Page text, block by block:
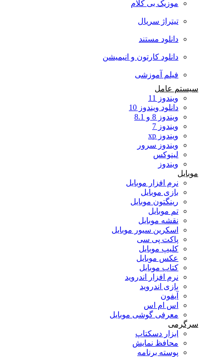
موزیک بی کلام
تیتراژ سریال
دانلود مستند
دانلود کارتون و انیمیشن
فیلم آموزشی
سیستم عامل
ویندوز 11
دانلود ویندوز 10
ویندوز 8 و 8.1
ویندوز 7
ویندوز xp
ویندوز سرور
لینوکس
ویندوز
موبایل
نرم افزار موبایل
بازی موبایل
رینگتون موبایل
تم موبایل
نقشه موبایل
اسکرین سیور موبایل
پاکت پی سی
کلیپ موبایل
عکس موبایل
کتاب موبایل
نرم افزار اندروید
بازی اندروید
آیفون
اس ام اس
معرفی گوشی موبایل
سرگرمی
ابزار دسکتاپ
محافظ نمایش
پوسته برنامه